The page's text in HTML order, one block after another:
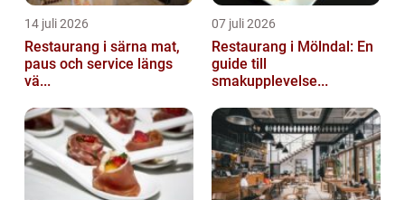
14 juli 2026
Restaurang i särna mat,
paus och service längs
vä...
07 juli 2026
Restaurang i Mölndal: En
guide till
smakupplevelse...